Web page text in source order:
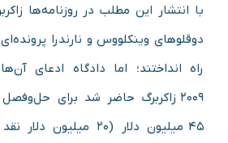
با انتشار این مطلب در روزنامه‌ها
دوقلوهای وینکلووس و نارندرا
راه انداختند؛ اما دادگاه ادعای
۲۰۰۹ زاکربرگ حاضر شد برای
۴۵ میلیون دلار (۲۰